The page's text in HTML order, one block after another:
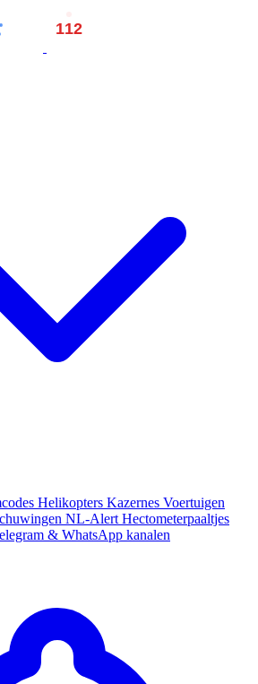
Helikopters Kazernes Voertuigen
NL-Alert Hectometerpaaltjes
& WhatsApp kanalen